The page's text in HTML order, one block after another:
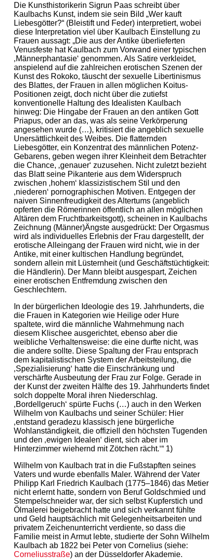
Die Kunsthistorikerin Sigrun Paas schreibt über
Kaulbachs Kunst, indem sie sein Bild „Wer kauft
Liebesgötter?“ (Bleistift und Feder) interpretiert, wobei
diese Interpretation viel über Kaulbach Einstellung zu
Frauen aussagt: „Die aus der Antike überlieferten
Venusfeste hat Kaulbach zum Vorwand einer typischen
‚Männerphantasie‘ genommen. Als Satire verkleidet,
anspielend auf die zahlreichen erotischen Szenen der
Kunst des Rokoko, täuscht der sexuelle Libertinismus
des Blattes, der Frauen in allen möglichen Koitus-
Positionen zeigt, doch nicht über die zutiefst
konventionelle Haltung des Idealisten Kaulbach
hinweg: Die Hingabe der Frauen an den antiken Gott
Priapus, oder an das, was als seine Verkörperung
angesehen wurde (…), kritisiert die angeblich sexuelle
Unersättlichkeit des Weibes. Die flatternden
Liebesgötter, ein Konzentrat des männlichen Potenz-
Gebarens, geben wegen ihrer Kleinheit dem Betrachter
die Chance, ‚genauer‘ zuzusehen. Nicht zuletzt bezieht
das Blatt seine Pikanterie aus dem Widerspruch
zwischen ‚hohem‘ klassizistischem Stil und den
‚niederen‘ pornographischen Motiven. Entgegen der
naiven Sinnenfreudigkeit des Altertums (angeblich
opferten die Römerinnen öffentlich an allen möglichen
Altären dem Fruchtbarkeitsgott), scheinen in Kaulbachs
Zeichnung (Männer)Ängste ausgedrückt: Der Orgasmus
wird als individuelles Erlebnis der Frau dargestellt, der
erotische Alleingang der Frauen wird nicht, wie in der
Antike, mit einer kultischen Handlung begründet,
sondern allein mit Lüsternheit (und Geschäftstüchtigkeit:
die Händlerin). Der Mann bleibt ausgespart, Zeichen
einer erotischen Entfremdung zwischen den
Geschlechtern.
In der bürgerlichen Ideologie des 19. Jahrhunderts, die
die Frauen in Kategorien wie Heilige oder Hure
spaltete, wird die männliche Wahrnehmung nach
diesem Klischee ausgerichtet, ebenso aber die
weibliche Verhaltensweise: die eine durfte nicht, was
die andere sollte. Diese Spaltung der Frau entsprach
dem kapitalistischen System der Arbeitsteilung, die
‚Spezialisierung‘ hatte die Einschränkung und
verschärfte Ausbeutung der Frau zur Folge. Gerade in
der Kunst der zweiten Hälfte des 19. Jahrhunderts findet
solch doppelte Moral ihren Niederschlag.
‚Bordellgeruch‘ spürte Fuchs (…) auch in den Werken
Wilhelm von Kaulbachs und seiner Schüler: Hier
‚entstand geradezu klassisch jene bürgerliche
Wohlanständigkeit, die offiziell den höchsten Tugenden
und den ‚ewigen Idealen‘ dient, sich aber im
Hinterzimmer wiehernd mit Zötchen rächt.‘“ 1)
Wilhelm von Kaulbach trat in die Fußstapften seines
Vaters und wurde ebenfalls Maler. Während der Vater
Philipp Karl Friedrich Kaulbach (1775–1846) das Metier
nicht erlernt hatte, sondern von Beruf Goldschmied und
Stempelschneider war, der sich selbst Kupferstich und
Ölmalerei beigebracht hatte und sich verkannt fühlte
und Geld hauptsächlich mit Gelegenheitsarbeiten und
privatem Zeichenunterricht verdiente, so dass die
Familie meist in Armut lebte, studierte der Sohn Wilhelm
Kaulbach ab 1822 bei Peter von Cornelius (siehe:
Corneliusstraße) an der Düsseldorfer Akademie.